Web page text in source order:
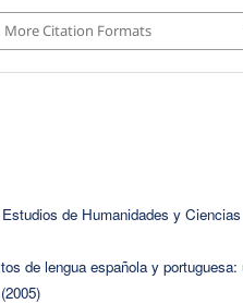
More Citation Formats
de Humanidades y Ciencias
de lengua española y portuguesa: